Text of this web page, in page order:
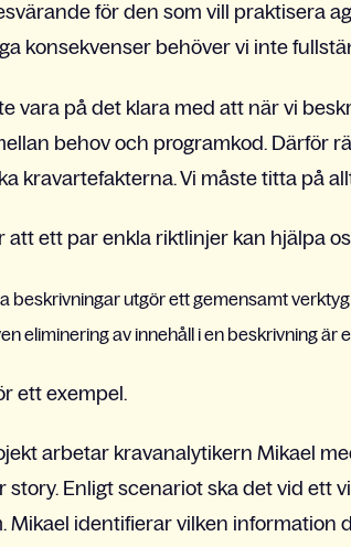
för den som vill praktisera
konsekvenser behöver vi inte
vara på det klara med att när vi
behov och programkod. Därför
kravartefakterna. Vi måste titta på
att ett par enkla riktlinjer kan hjälpa
beskrivningar utgör ett gemensamt
eliminering av innehåll i en beskrivning är
ett exempel.
arbetar kravanalytikern Mikael
story. Enligt scenariot ska det vid ett
Mikael identifierar vilken information